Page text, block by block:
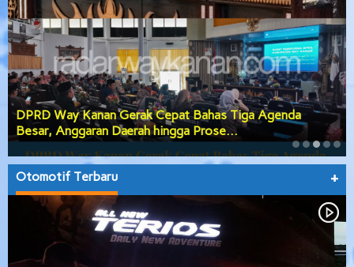
DPRD Way Kanan Gerak Cepat Bahas Tiga Agenda
Besar, Anggaran Daerah hingga Prose…
Otomotif Terbaru +